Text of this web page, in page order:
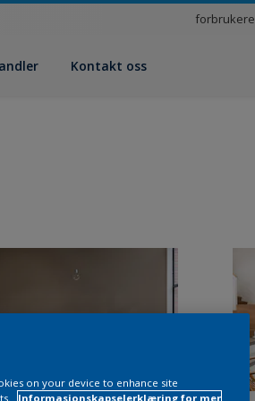
forbrukere
Kontakt oss
on your device to enhance site
Informasjonskapselerklæring for mer